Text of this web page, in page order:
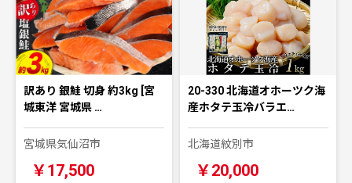
訳あり 銀鮭 切身 約3kg [宮
城東洋 宮城県 …
宮城県気仙沼市
￥17,500
20-330 北海道オホーツク海
産ホタテ玉冷バラエ…
北海道紋別市
￥20,000